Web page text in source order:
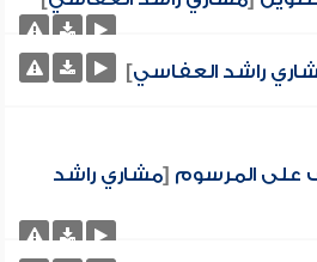
راشد العفاسي]
على المرسوم [مشاري راشد